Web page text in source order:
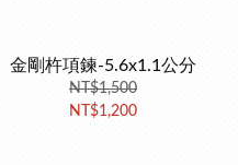
金剛杵項鍊-5.6x1.1公分
NT$1,500
NT$1,200